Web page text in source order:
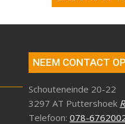
NEEM CONTACT OP
Schouteneinde 20-22
3297 AT Puttershoek
Telefoon: 078-